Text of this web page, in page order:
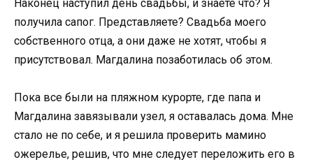
Наконец наступил день свадьбы, и знаете что? Я
получила сапог. Представляете? Свадьба моего
собственного отца, а они даже не хотят, чтобы я
присутствовал. Магдалина позаботилась об этом.
Пока все были на пляжном курорте, где папа и
Магдалина завязывали узел, я оставалась дома. Мне
стало не по себе, и я решила проверить мамино
ожерелье, решив, что мне следует переложить его в